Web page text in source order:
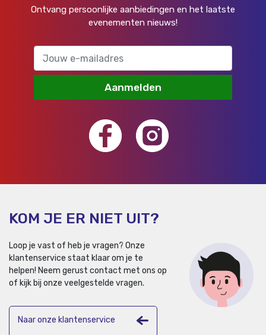
Ontvang persoonlijke aanbiedingen en het laatste
evenementen nieuws!
Aanmelden
KOM JE ER NIET UIT?
Loop je vast of heb je vragen? Onze
klantenservice staat klaar om je te
helpen! Neem gerust contact met ons op
of kijk bij onze veelgestelde vragen.
Naar onze klantenservice